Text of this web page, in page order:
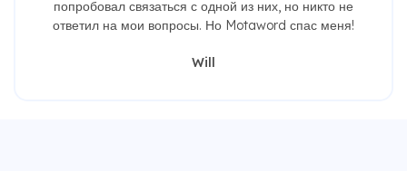
попробовал связаться с одной из них, но никто не
ответил на мои вопросы. Но Motaword спас меня!
Will